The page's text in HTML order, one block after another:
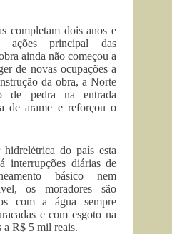
completam dois anos e
principal das
ainda não começou a
de novas ocupações a
da obra, a Norte
de pedra na entrada
de arame e reforçou o
do país esta
interrupções diárias de
básico nem
os moradores são
com a água sempre
e com esgoto na
a R$ 5 mil reais.